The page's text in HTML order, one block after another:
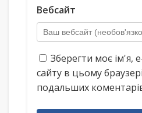
Вебсайт
Зберегти моє ім'я,
сайту в цьому
подальших